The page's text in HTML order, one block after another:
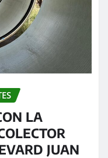
LA
JUAN